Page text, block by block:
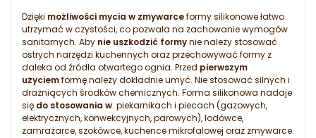
Dzięki możliwości mycia w zmywarceformy silikonowe łatwo
utrzymać w czystości, co pozwala na zachowanie wymogów
sanitarnych. Aby nie uszkodzić formynie należy stosować
ostrych narzędzi kuchennych oraz przechowywać formy z
daleka od źródła otwartego ognia. Przed pierwszym
użyciemformę należy dokładnie umyć. Nie stosować silnych i
drażniących środków chemicznych. Forma silikonowa nadaje
się do stosowania w: piekarnikach i piecach (gazowych,
elektrycznych, konwekcyjnych, parowych), lodówce,
zamrażarce, szokówce, kuchence mikrofalowej oraz zmywarce.